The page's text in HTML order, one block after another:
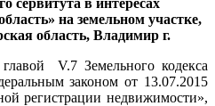
на земельном участке,
область, Владимир г.
V.7 Земельного кодекса
законом от 13.07.2015
регистрации недвижимости»,